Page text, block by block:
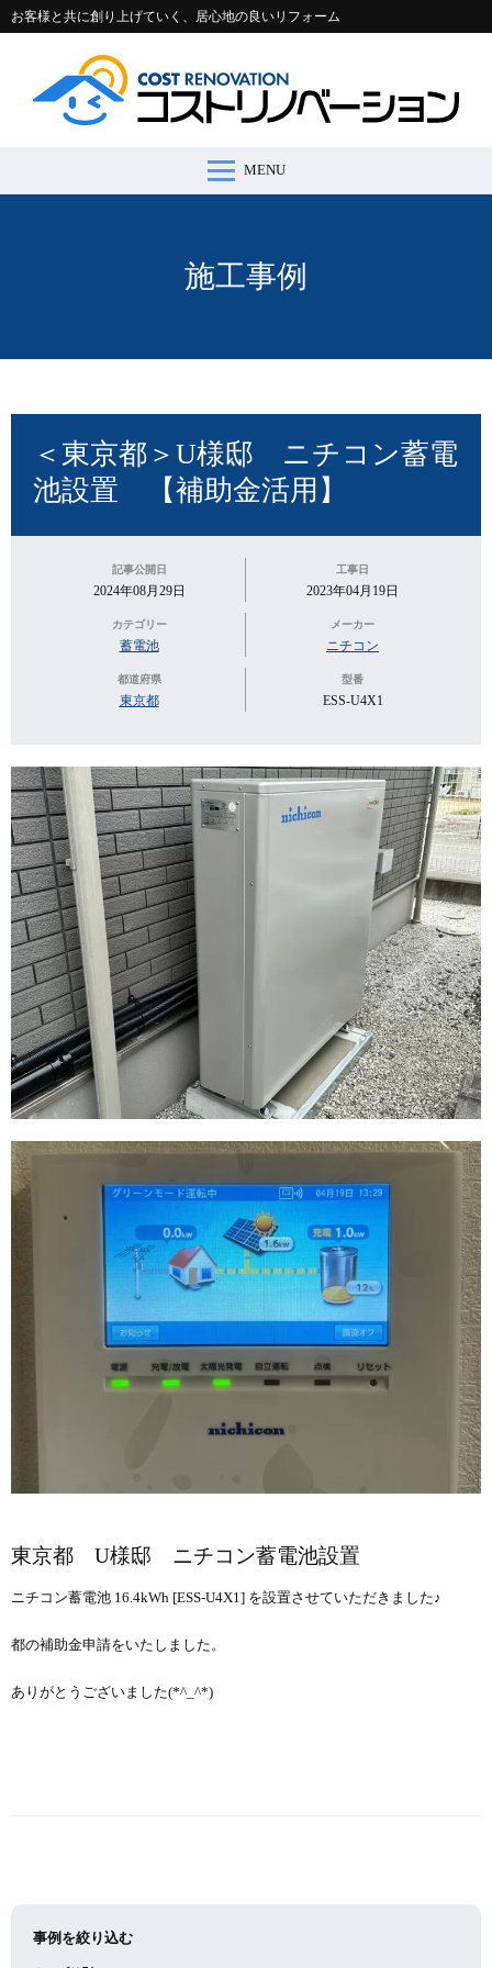
お客様と共に創り上げていく、居心地の良いリフォーム
MENU
施工事例
＜東京都＞U様邸 ニチコン蓄電
池設置 【補助金活用】
記事公開日
2024年08月29日
工事日
2023年04月19日
カテゴリー
蓄電池
メーカー
ニチコン
都道府県
東京都
型番
ESS-U4X1
東京都 U様邸 ニチコン蓄電池設置
ニチコン蓄電池 16.4kWh [ESS-U4X1] を設置させていただきました♪
都の補助金申請をいたしました。
ありがとうございました(*^_^*)
事例を絞り込む